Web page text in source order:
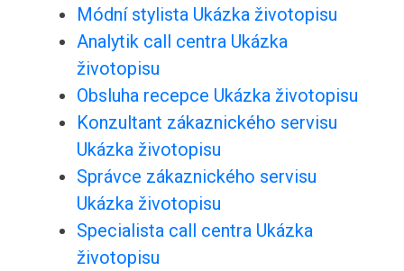
Módní stylista Ukázka životopisu
Analytik call centra Ukázka
životopisu
Obsluha recepce Ukázka životopisu
Konzultant zákaznického servisu
Ukázka životopisu
Správce zákaznického servisu
Ukázka životopisu
Specialista call centra Ukázka
životopisu